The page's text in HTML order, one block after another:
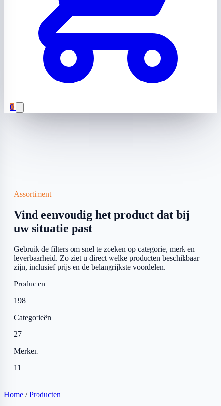
0
Assortiment
Vind eenvoudig het product dat bij
uw situatie past
Gebruik de filters om snel te zoeken op categorie, merk en
leverbaarheid. Zo ziet u direct welke producten beschikbaar
zijn, inclusief prijs en de belangrijkste voordelen.
Producten
198
Categorieën
27
Merken
11
Home / Producten